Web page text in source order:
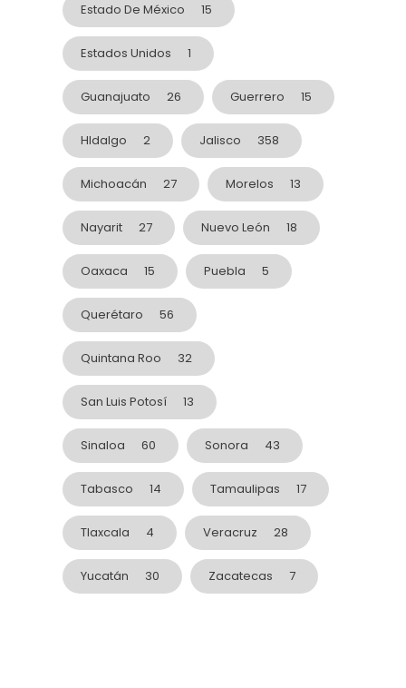
Estado De México 15
Estados Unidos 1
Guanajuato 26 Guerrero 15
HIdalgo 2 Jalisco 358
Michoacán 27 Morelos 13
Nayarit 27 Nuevo León 18
Oaxaca 15 Puebla 5
Querétaro 56
Quintana Roo 32
San Luis Potosí 13
Sinaloa 60 Sonora 43
Tabasco 14 Tamaulipas 17
Tlaxcala 4 Veracruz 28
Yucatán 30 Zacatecas 7